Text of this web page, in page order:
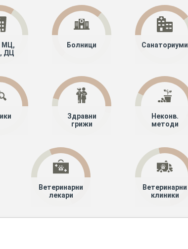
МЦ,
ДЦ
Болници Санаториуми
Здравни
грижи
Неконв.
методи
Ветеринарни
лекари
Ветеринарни
клиники